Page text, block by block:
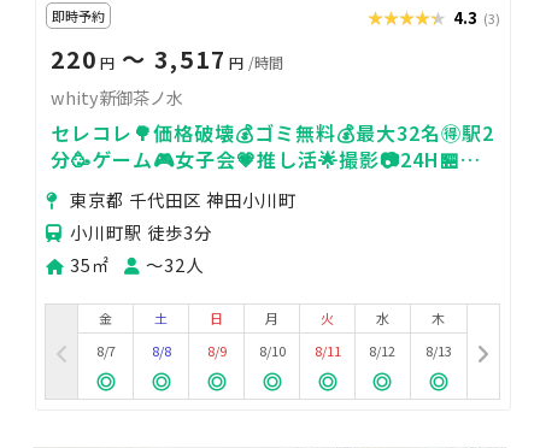
即時予約 ★★★★★
★★★★★ 4.3 (3)
220 円〜 3,517 円 /時間
whity新御茶ノ水
セレコレ🌳価格破壊💰ゴミ無料💰最大32名🉐駅2
分🥳ゲーム🎮女子会💗推し活🌟撮影📷24H🏪飲
み会🍻whity新御茶ノ水
東京都 千代田区 神田小川町
小川町駅 徒歩3分
35㎡
〜32人
金
8/7
土
8/8
日
8/9
月
8/10
火
8/11
水
8/12
木
8/13